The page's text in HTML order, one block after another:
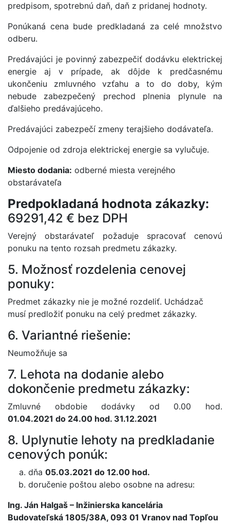
predpisom, spotrebnú daň, daň z pridanej hodnoty.
Ponúkaná cena bude predkladaná za celé množstvo
odberu.
Predávajúci je povinný zabezpečiť dodávku elektrickej
energie aj v prípade, ak dôjde k predčasnému
ukončeniu zmluvného vzťahu a to do doby, kým
nebude zabezpečený prechod plnenia plynule na
ďalšieho predávajúceho.
Predávajúci zabezpečí zmeny terajšieho dodávateľa.
Odpojenie od zdroja elektrickej energie sa vylučuje.
Miesto dodania: odberné miesta verejného
obstarávateľa
Predpokladaná hodnota zákazky:
69291,42 € bez DPH
Verejný obstarávateľ požaduje spracovať cenovú
ponuku na tento rozsah predmetu zákazky.
5. Možnosť rozdelenia cenovej
ponuky:
Predmet zákazky nie je možné rozdeliť. Uchádzač
musí predložiť ponuku na celý predmet zákazky.
6. Variantné riešenie:
Neumožňuje sa
7. Lehota na dodanie alebo
dokončenie predmetu zákazky:
Zmluvné obdobie dodávky od 0.00 hod.
01.04.2021 do 24.00 hod. 31.12.2021
8. Uplynutie lehoty na predkladanie
cenových ponúk:
dňa 05.03.2021 do 12.00 hod.
doručenie poštou alebo osobne na adresu:
Ing. Ján Halgaš – Inžinierska kancelária
Budovateľská 1805/38A, 093 01 Vranov nad Topľou